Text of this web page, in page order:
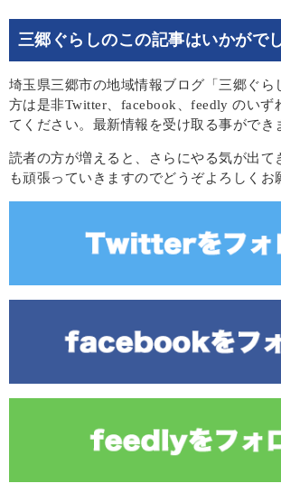
三郷ぐらしのこの記事はいかがで
埼玉県三郷市の地域情報ブログ「三郷ぐら
方は是非Twitter、facebook、feedly のいず
てください。最新情報を受け取る事ができ
読者の方が増えると、さらにやる気が出て
も頑張っていきますのでどうぞよろしくお